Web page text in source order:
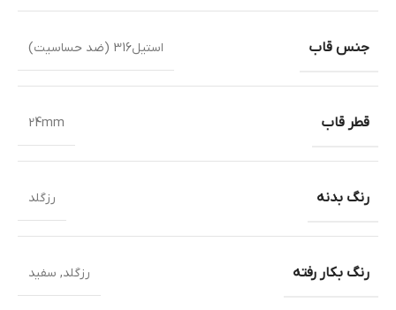
جنس قاب استیل316 (ضد حساسیت)
قطر قاب 24mm
رنگ بدنه رزگلد
رنگ بکار رفته رزگلد, سفید